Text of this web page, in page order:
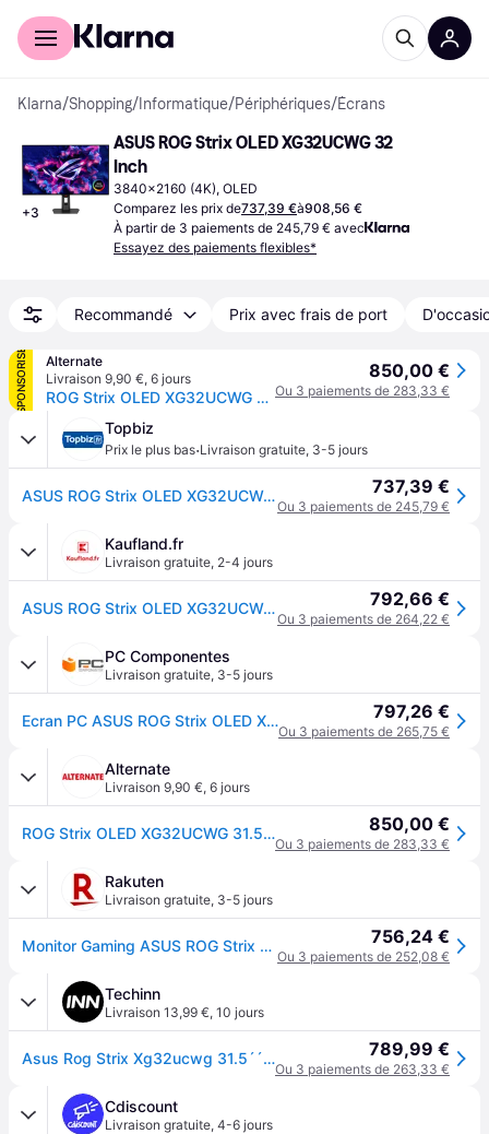
Acheter avec Klarna
Klarna/Shopping/ Informatique/Périphériques/Écrans
+3
ASUS ROG Strix OLED XG32UCWG 32
Inch
3840x2160 (4K), OLED
Comparez les prix de737,39 €à908,56 €
À partir de 3 paiements de 245,79 € avec
Essayez des paiements flexibles*
Recommandé Prix avec frais de port
SPONSORISÉ
Alternate
Livraison 9,90 €, 6 jours
ROG Strix OLED XG32UCWG 31.5" 4K UHD Moniteur gaming
850,00 €
Ou 3 paiements de 283,33 €
Topbiz
Prix le plus bas·Livraison gratuite, 3-5 jours
ASUS ROG Strix OLED XG32UCWG 31.5" OLED 4K Ultra HD 0,03 ms Noir 737,39 €
Ou 3 paiements de 245,79 €
Kaufland.fr
Livraison gratuite, 2-4 jours
ASUS ROG Strix OLED XG32UCWG écran plat de PC 80 cm (31.5") 3840 x 2160 pixels 4K Ultra HD Noir 792,66 €
Ou 3 paiements de 264,22 €
PC Componentes
Livraison gratuite, 3-5 jours
Ecran PC ASUS ROG Strix OLED XG32UCWG 31.5'' Ultra HD 4K 165Hz OLED FreeSync Pro 0.03ms 797,26 €
Ou 3 paiements de 265,75 €
Alternate
Livraison 9,90 €, 6 jours
ROG Strix OLED XG32UCWG 31.5" 4K UHD Moniteur gaming 850,00 €
Ou 3 paiements de 283,33 €
Rakuten
Livraison gratuite, 3-5 jours
Monitor Gaming ASUS ROG Strix OLED XG32UCWG 31.5" 4K UHD 0.03ms Nero 756,24 €
Ou 3 paiements de 252,08 €
Techinn
Livraison 13,99 €, 10 jours
Asus Rog Strix Xg32ucwg 31.5´´ 4k Oled 165hz Gaming Monitor Multicolore One Size / EU Plug 220V 789,99 €
Ou 3 paiements de 263,33 €
Cdiscount
Livraison gratuite, 4-6 jours